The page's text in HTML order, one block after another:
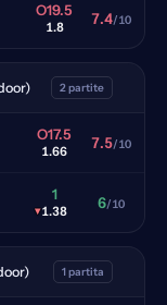
O19.5
1.8 7.4/10
2 partite
O17.5
1.66 7.5/10
1
▾1.38 6/10
1 partita